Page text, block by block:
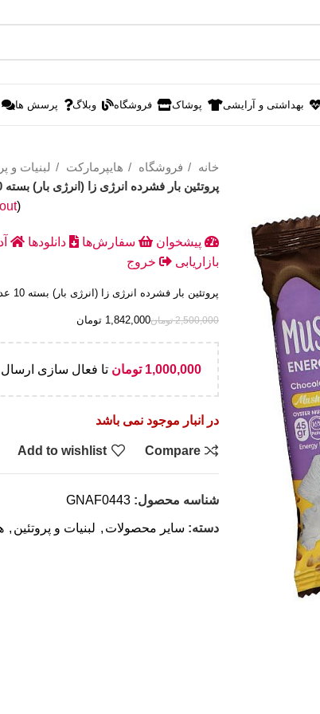
بهداشتی و آرایشی پوشاک فروشگاه وبلاگ پرسش ها
خانه فروشگاه هایپرمارکت
لبنیات و
پروتئین بار فشرده انرژی زا (انرژی بار) بسته 10 عددی
)
پیشخوان سفارش‌ها دانلودها
بازاریابی
خروج
پروتئین بار فشرده انرژی زا (انرژی بار) بسته 10 عددی
2,500,000 تومان1,842,000 تومان
1,000,000 تومان تا فعال سازی ارسال
در انبار موجود نمی باشد
Compare
Add to wishlist
شناسه محصول: GNAF0443
دسته: سایر محصولات , لبنیات و پروتئین ,